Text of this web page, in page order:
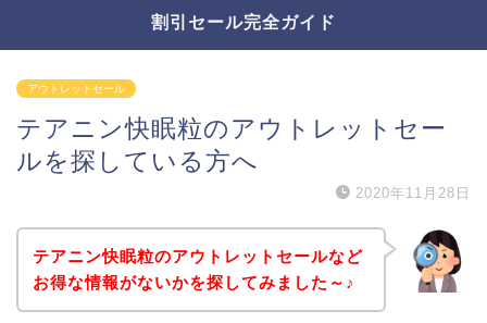
割引セール完全ガイド
アウトレットセール
テアニン快眠粒のアウトレットセー
ルを探している方へ
2020年11月28日
テアニン快眠粒のアウトレットセールなど
お得な情報がないかを探してみました～♪